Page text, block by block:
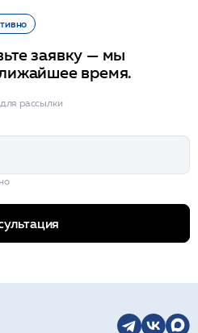
заявку — мы
время.
рассылки